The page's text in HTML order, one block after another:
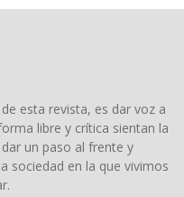
esta revista, es dar voz a
libre y crítica sientan la
un paso al frente y
sociedad en la que vivimos